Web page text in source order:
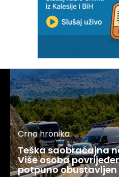
Crna hronika
Teška saobraćajna
Više osoba
potpuno obustavljen